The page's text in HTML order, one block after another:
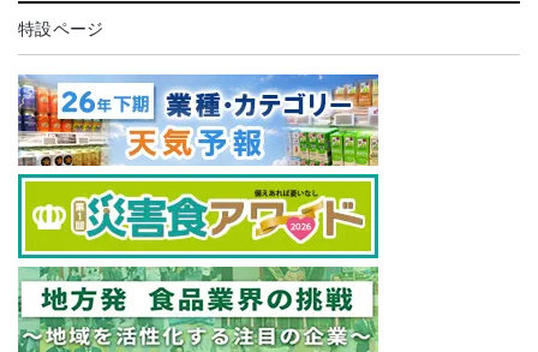
特設ページ